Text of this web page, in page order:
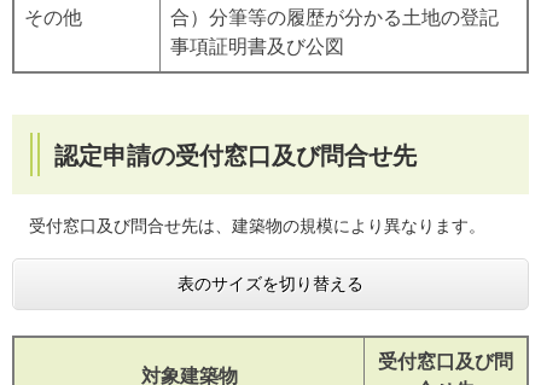
その他
合）分筆等の履歴が分かる土地の登記
事項証明書及び公図
認定申請の受付窓口及び問合せ先
受付窓口及び問合せ先は、建築物の規模により異なります。
表のサイズを切り替える
対象建築物
受付窓口及び問